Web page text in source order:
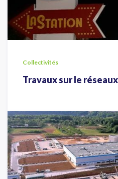
Collectivités
Travaux sur le